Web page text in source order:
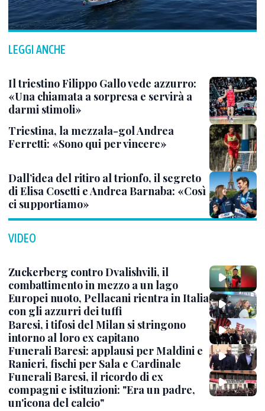
LEGGI ANCHE
Il triestino Filippo Gallo vede azzurro:
«Una chiamata a sorpresa e servirà a
darmi stimoli»
Triestina, la mezzala-gol Andrea
Ferretti: «Sono qui per vincere»
Dall’idea del ritiro al trionfo, il segreto
di Elisa Cosetti e Andrea Barnaba: «Così
ci supportiamo»
VIDEO
Zuckerberg contro Dvalishvili, il
combattimento in mezzo a un lago
Europei nuoto, Pellacani rientra in Italia
con gli azzurri dei tuffi
Baresi, i tifosi del Milan si stringono
intorno al loro ex capitano
Funerali Baresi: applausi per Maldini e
Ranieri, fischi per Sala e Cardinale
Funerali Baresi, il ricordo di ex
compagni e istituzioni: "Era un padre,
un'icona del calcio"